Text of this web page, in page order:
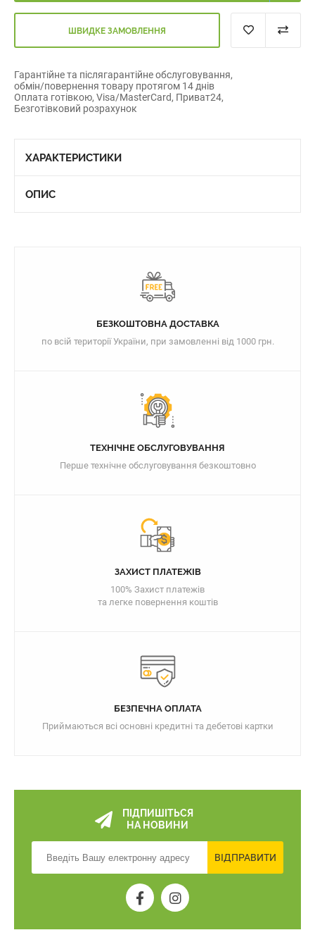
ШВИДКЕ ЗАМОВЛЕННЯ
Гарантійне та післягарантійне обслуговування,
обмін/повернення товару протягом 14 днів
Оплата готівкою, Visa/MasterCard, Приват24,
Безготівковий розрахунок
ХАРАКТЕРИСТИКИ
ОПИС
БЕЗКОШТОВНА ДОСТАВКА
по всій території України, при замовленні від 1000 грн.
ТЕХНІЧНЕ ОБСЛУГОВУВАННЯ
Перше технічне обслуговування безкоштовно
ЗАХИСТ ПЛАТЕЖІВ
100% Захист платежів
та легке повернення коштів
БЕЗПЕЧНА ОПЛАТА
Приймаються всі основні кредитні та дебетові картки
ПІДПИШІТЬСЯ
НА НОВИНИ
ВІДПРАВИТИ